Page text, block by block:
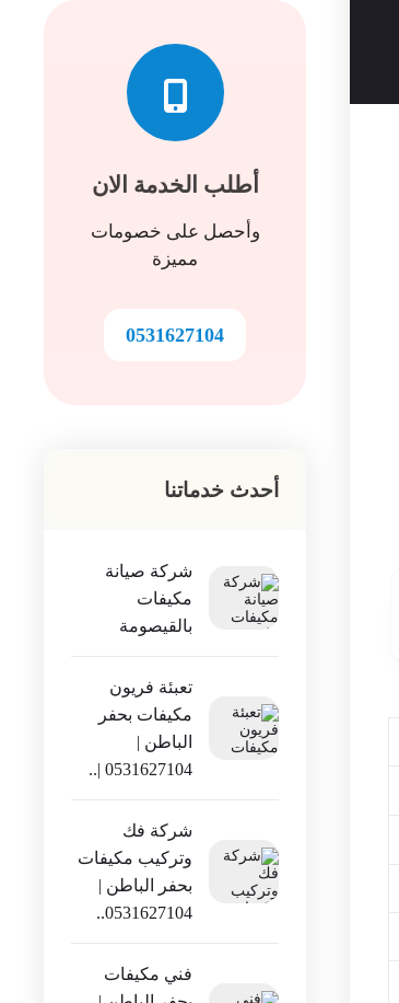
أطلب الخدمة الان
وأحصل على خصومات
مميزة
0531627104
أحدث خدماتنا
شركة صيانة
مكيفات
بالقيصومة
تعبئة فريون
مكيفات بحفر ​
الباطن |
0531627104 |..
شركة فك
وتركيب مكيفات
بحفر الباطن |
0531627104..
فني مكيفات